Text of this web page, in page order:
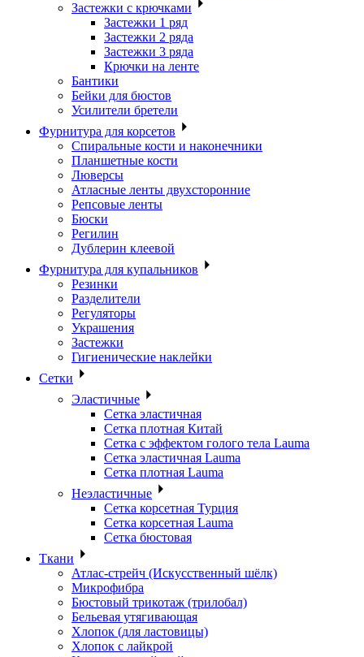
Застежки с крючками
Застежки 1 ряд
Застежки 2 ряда
Застежки 3 ряда
Крючки на ленте
Бантики
Бейки для бюстов
Усилители бретели
Фурнитура для корсетов
Спиральные кости и наконечники
Планшетные кости
Люверсы
Атласные ленты двухсторонние
Репсовые ленты
Бюски
Регилин
Дублерин клеевой
Фурнитура для купальников
Резинки
Разделители
Регуляторы
Украшения
Застежки
Гигиенические наклейки
Сетки
Эластичные
Сетка эластичная
Сетка плотная Китай
Сетка с эффектом голого тела Lauma
Сетка эластичная Lauma
Сетка плотная Lauma
Неэластичные
Сетка корсетная Турция
Сетка корсетная Lauma
Сетка бюстовая
Ткани
Атлас-стрейч (Искусственный шёлк)
Микрофибра
Бюстовый трикотаж (трилобал)
Бельевая утягивающая
Хлопок (для ластовицы)
Хлопок с лайкрой